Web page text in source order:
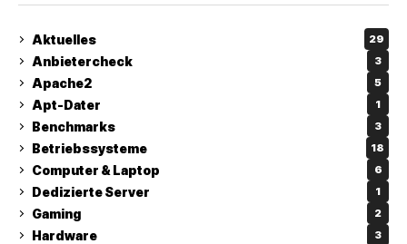
Aktuelles 29
Anbietercheck 3
Apache2 5
Apt-Dater 1
Benchmarks 3
Betriebssysteme 18
Computer & Laptop 6
Dedizierte Server 1
Gaming 2
Hardware 3